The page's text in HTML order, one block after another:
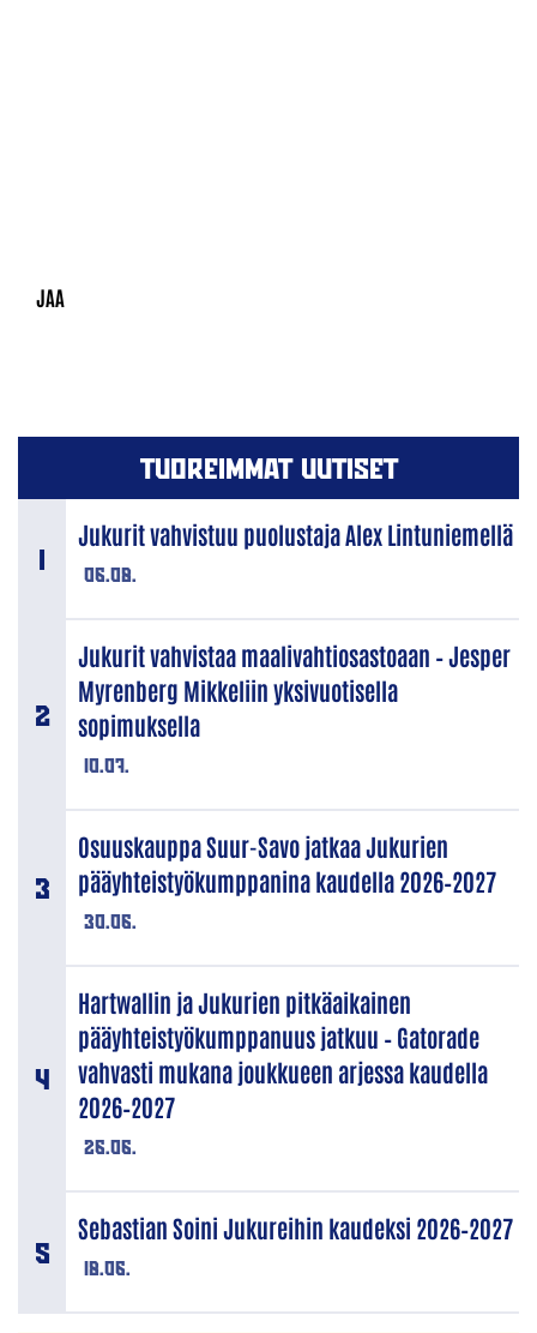
TUOREIMMAT UUTISET
06.08.
Jukurit vahvistuu puolustaja Alex Lintuniemellä
10.07.
Jukurit vahvistaa maalivahtiosastoaan – Jesper
Myrenberg Mikkeliin yksivuotisella
sopimuksella
30.06.
Osuuskauppa Suur-Savo jatkaa Jukurien
pääyhteistyökumppanina kaudella 2026–2027
26.06.
Hartwallin ja Jukurien pitkäaikainen
pääyhteistyökumppanuus jatkuu – Gatorade
vahvasti mukana joukkueen arjessa kaudella
2026–2027
18.06.
Sebastian Soini Jukureihin kaudeksi 2026–2027